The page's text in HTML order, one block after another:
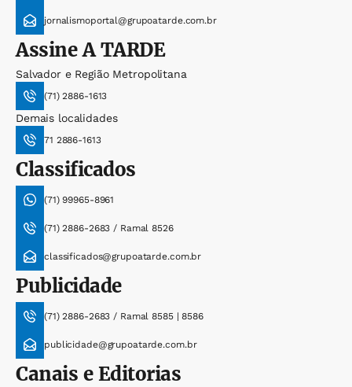
jornalismoportal@grupoatarde.com.br
AssineA TARDE
Salvador e Região Metropolitana
(71) 2886-1613
Demais localidades
71 2886-1613
Classificados
(71) 99965-8961
(71) 2886-2683 / Ramal 8526
classificados@grupoatarde.com.br
Publicidade
(71) 2886-2683 / Ramal 8585 | 8586
publicidade@grupoatarde.com.br
Canais e Editorias